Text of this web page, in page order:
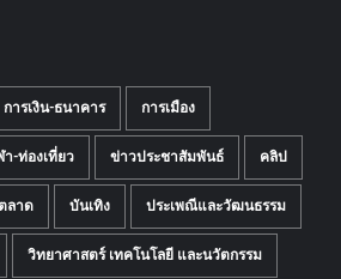
การเงิน-ธนาคาร การเมือง
า-ท่องเที่ยว ข่าวประชาสัมพันธ์ คลิป
ลาด บันเทิง ประเพณีและวัฒนธรรม
วิทยาศาสตร์ เทคโนโลยี และนวัตกรรม